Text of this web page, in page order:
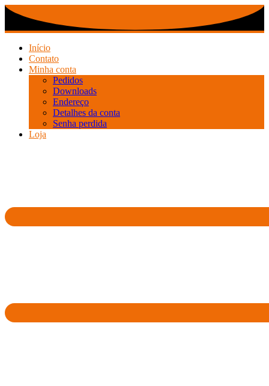
Ir
o
conteúdo
Início
Contato
Minha conta
Pedidos
Downloads
Endereço
Detalhes da conta
Senha perdida
Loja